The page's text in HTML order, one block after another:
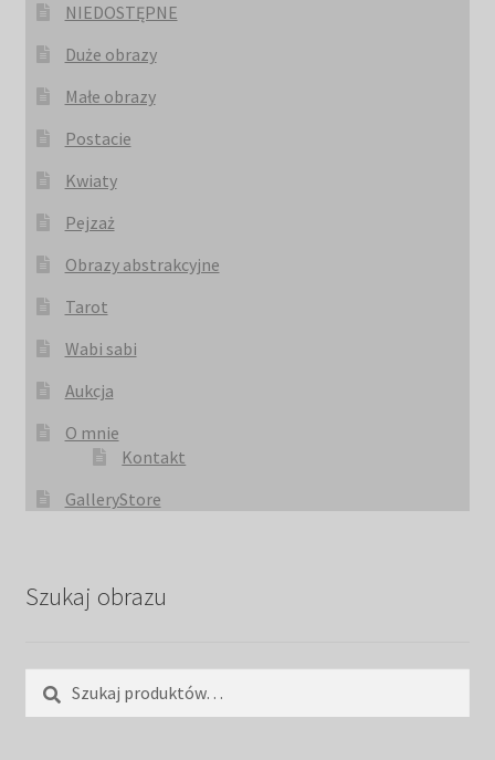
NIEDOSTĘPNE
Duże obrazy
Małe obrazy
Postacie
Kwiaty
Pejzaż
Obrazy abstrakcyjne
Tarot
Wabi sabi
Aukcja
O mnie
Kontakt
GalleryStore
Szukaj obrazu